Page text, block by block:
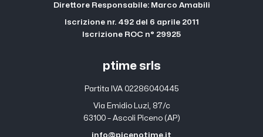
Direttore Responsabile: Marco Amabili
Iscrizione nr. 492 del 6 aprile 2011
Iscrizione ROC n° 29925
ptime srls
Partita IVA 02286040445
Via Emidio Luzi, 87/c
63100 – Ascoli Piceno (AP)
info@picenotime.it